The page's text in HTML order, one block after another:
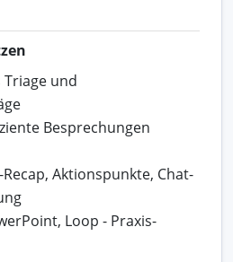
Triage und
Besprechungen
Aktionspunkte, Chat-
Loop - Praxis-